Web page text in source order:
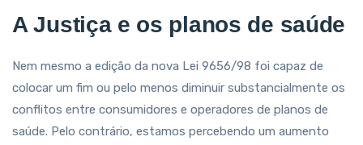
A Justiça e os planos de saúde
Nem mesmo a edição da nova Lei 9656/98 foi capaz de
colocar um fim ou pelo menos diminuir substancialmente os
conflitos entre consumidores e operadores de planos de
saúde. Pelo contrário, estamos percebendo um aumento